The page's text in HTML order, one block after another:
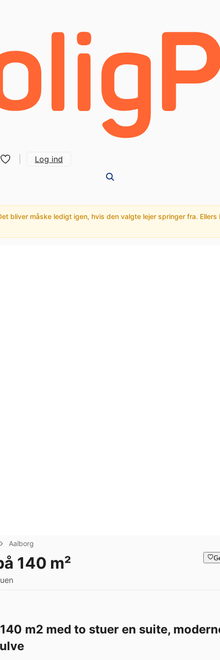
Log ind
bliver måske ledigt igen, hvis den valgte lejer springer fra.
Aalborg
140 m²
m2 med to stuer en suite,